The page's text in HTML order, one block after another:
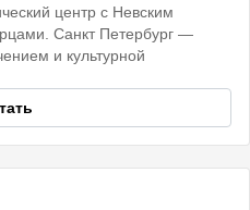
центр с Невским
Санкт Петербург —
и культурной